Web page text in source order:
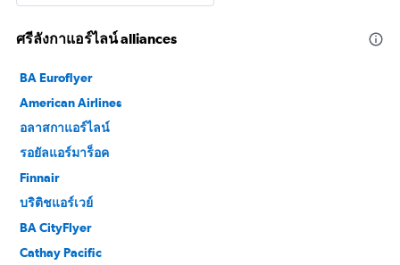
ศรีลังกาแอร์ไลน์ alliances
BA Euroflyer
American Airlines
อลาสกาแอร์ไลน์
รอยัลแอร์มาร็อค
Finnair
บริติชแอร์เวย์
BA CityFlyer
Cathay Pacific